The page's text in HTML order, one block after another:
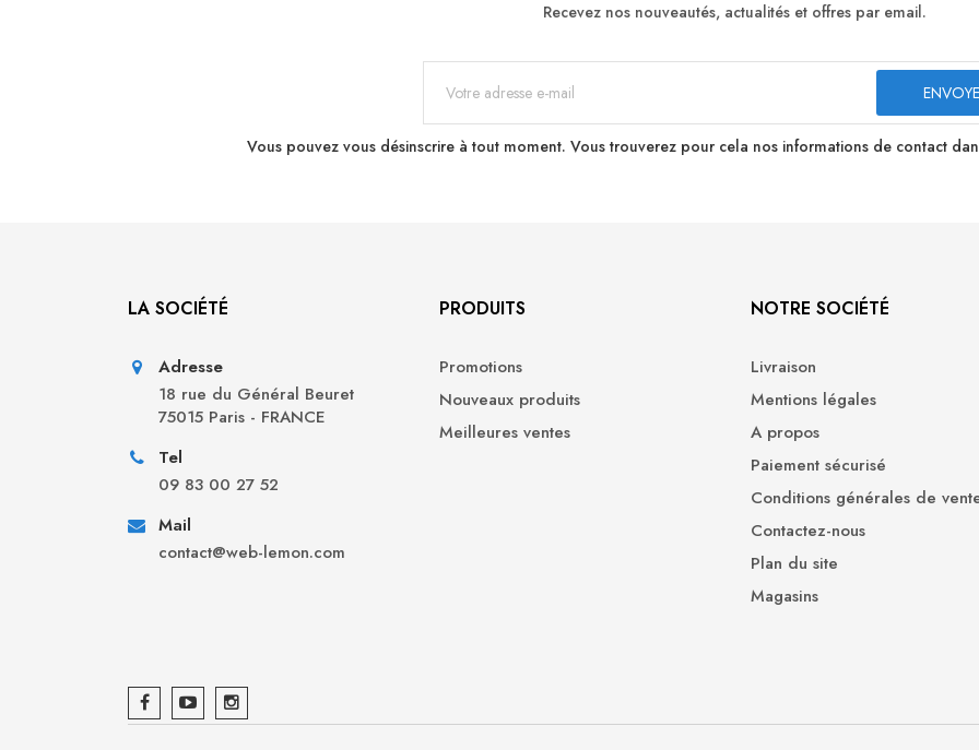
Recevez nos nouveautés, actualités et offres par email.
Vous pouvez vous désinscrire à tout moment. Vous trouverez pour cela nos informations de contact
LA SOCIÉTÉ
Adresse
18 rue du Général Beuret
75015 Paris - FRANCE
Tel
09 83 00 27 52
Mail
contact@web-lemon.com
PRODUITS
Promotions
Nouveaux produits
Meilleures ventes
NOTRE SOCIÉTÉ
Livraison
Mentions légales
A propos
Paiement sécurisé
Conditions générales de
Contactez-nous
Plan du site
Magasins